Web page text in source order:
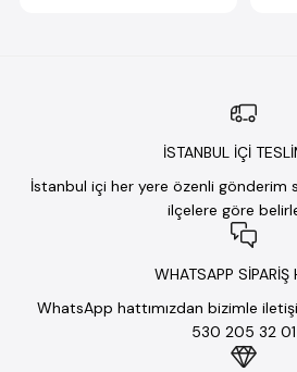
İSTANBUL İÇİ
İstanbul içi her yere özenli gönderim
ilçelere göre
WHATSAPP SİPARİŞ
WhatsApp hattımızdan bizimle
530 205 32 01